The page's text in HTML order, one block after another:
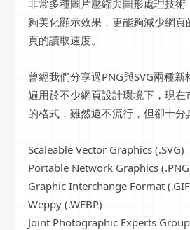
非常多種圖片壓縮與圖形處理技
夠美化顯示效果，更能夠減少網頁
頁的讀取速度。
曾經我們分享過PNG與SVG兩種
遍用於不少網頁設計環境下，現在
的格式，雖然還不流行，但卻十分
Scaleable Vector Graphics (.SVG)
Portable Network Graphics
Graphic Interchange Format
Weppy (.WEBP)
Joint Photographic Experts Group